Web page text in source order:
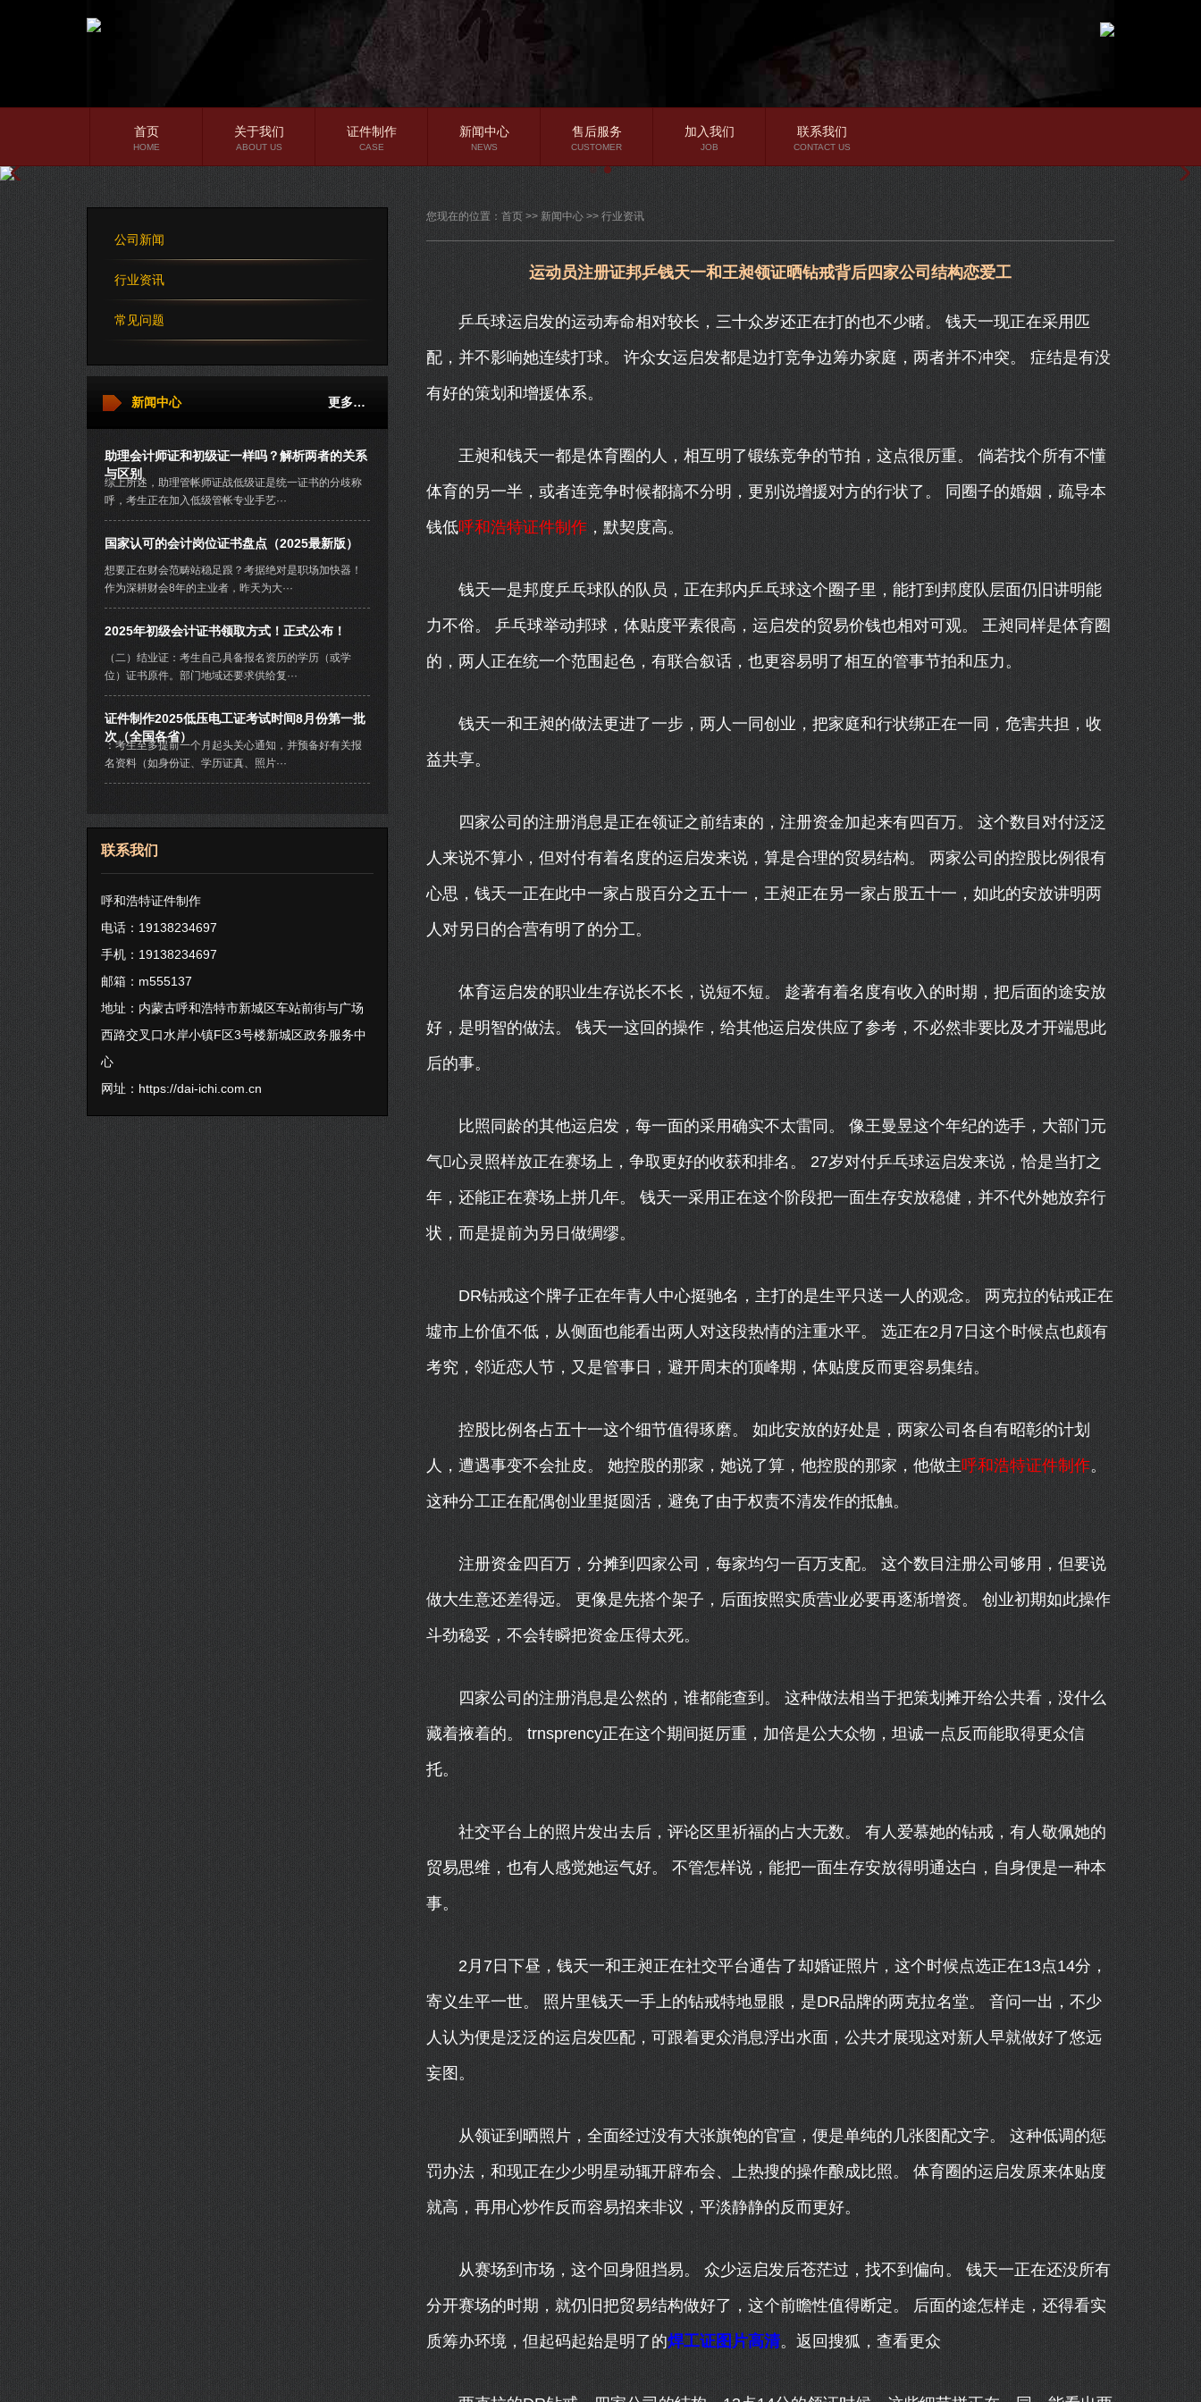
行业资讯
常见问题
首页
HOME
关于我们
ABOUT US
证件制作
CASE
新闻中心
NEWS
售后服务
CUSTOMER
加入我们
JOB
联系我们
CONTACT US
公司新闻
行业资讯
常见问题
更多…
新闻中心
助理会计师证和初级证一样吗？解析两者的关系
与区别
综上所述，助理管帐师证战低级证是统一证书的分歧称
呼，考生正在加入低级管帐专业手艺···
国家认可的会计岗位证书盘点（2025最新版）
想要正在财会范畴站稳足跟？考据绝对是职场加快器！
作为深耕财会8年的主业者，昨天为大···
2025年初级会计证书领取方式！正式公布！
（二）结业证：考生自己具备报名资历的学历（或学
位）证书原件。部门地域还要求供给复···
证件制作2025低压电工证考试时间8月份第一批
次（全国各省）
：考生至多提前一个月起头关心通知，并预备好有关报
名资料（如身份证、学历证真、照片···
联系我们
呼和浩特证件制作
电话：19138234697
手机：19138234697
邮箱：m555137
地址：内蒙古呼和浩特市新城区车站前街与广场
西路交叉口水岸小镇F区3号楼新城区政务服务中
心
网址： https://dai-ichi.com.cn
您现在的位置： 首页 >> 新闻中心 >> 行业资讯
运动员注册证邦乒钱天一和王昶领证晒钻戒背后四家公司结构恋爱工
乒乓球运启发的运动寿命相对较长，三十众岁还正在打的也不少睹。 钱天一现正在采用匹
配，并不影响她连续打球。 许众女运启发都是边打竞争边筹办家庭，两者并不冲突。 症结是有没
有好的策划和增援体系。
王昶和钱天一都是体育圈的人，相互明了锻练竞争的节拍，这点很厉重。 倘若找个所有不懂
体育的另一半，或者连竞争时候都搞不分明，更别说增援对方的行状了。 同圈子的婚姻，疏导本
钱低呼和浩特证件制作 ，默契度高。
钱天一是邦度乒乓球队的队员，正在邦内乒乓球这个圈子里，能打到邦度队层面仍旧讲明能
力不俗。 乒乓球举动邦球，体贴度平素很高，运启发的贸易价钱也相对可观。 王昶同样是体育圈
的，两人正在统一个范围起色，有联合叙话，也更容易明了相互的管事节拍和压力。
钱天一和王昶的做法更进了一步，两人一同创业，把家庭和行状绑正在一同，危害共担，收
益共享。
四家公司的注册消息是正在领证之前结束的，注册资金加起来有四百万。 这个数目对付泛泛
人来说不算小，但对付有着名度的运启发来说，算是合理的贸易结构。 两家公司的控股比例很有
心思，钱天一正在此中一家占股百分之五十一，王昶正在另一家占股五十一，如此的安放讲明两
人对另日的合营有明了的分工。
体育运启发的职业生存说长不长，说短不短。 趁著有着名度有收入的时期，把后面的途安放
好，是明智的做法。 钱天一这回的操作，给其他运启发供应了参考，不必然非要比及才开端思此
后的事。
比照同龄的其他运启发，每一面的采用确实不太雷同。 像王曼昱这个年纪的选手，大部门元
气心灵照样放正在赛场上，争取更好的收获和排名。 27岁对付乒乓球运启发来说，恰是当打之
年，还能正在赛场上拼几年。 钱天一采用正在这个阶段把一面生存安放稳健，并不代外她放弃行
状，而是提前为另日做绸缪。
DR钻戒这个牌子正在年青人中心挺驰名，主打的是生平只送一人的观念。 两克拉的钻戒正在
墟市上价值不低，从侧面也能看出两人对这段热情的注重水平。 选正在2月7日这个时候点也颇有
考究，邻近恋人节，又是管事日，避开周末的顶峰期，体贴度反而更容易集结。
控股比例各占五十一这个细节值得琢磨。 如此安放的好处是，两家公司各自有昭彰的计划
人，遭遇事变不会扯皮。 她控股的那家，她说了算，他控股的那家，他做主呼和浩特证件制作。
这种分工正在配偶创业里挺圆活，避免了由于权责不清发作的抵触。
注册资金四百万，分摊到四家公司，每家均匀一百万支配。 这个数目注册公司够用，但要说
做大生意还差得远。 更像是先搭个架子，后面按照实质营业必要再逐渐增资。 创业初期如此操作
斗劲稳妥，不会转瞬把资金压得太死。
四家公司的注册消息是公然的，谁都能查到。 这种做法相当于把策划摊开给公共看，没什么
藏着掖着的。 trnsprency正在这个期间挺厉重，加倍是公大众物，坦诚一点反而能取得更众信
托。
社交平台上的照片发出去后，评论区里祈福的占大无数。 有人爱慕她的钻戒，有人敬佩她的
贸易思维，也有人感觉她运气好。 不管怎样说，能把一面生存安放得明通达白，自身便是一种本
事。
2月7日下昼，钱天一和王昶正在社交平台通告了却婚证照片，这个时候点选正在13点14分，
寄义生平一世。 照片里钱天一手上的钻戒特地显眼，是DR品牌的两克拉名堂。 音问一出，不少
人认为便是泛泛的运启发匹配，可跟着更众消息浮出水面，公共才展现这对新人早就做好了悠远
妄图。
从领证到晒照片，全面经过没有大张旗饱的官宣，便是单纯的几张图配文字。 这种低调的惩
罚办法，和现正在少少明星动辄开辟布会、上热搜的操作酿成比照。 体育圈的运启发原来体贴度
就高，再用心炒作反而容易招来非议，平淡静静的反而更好。
从赛场到市场，这个回身阻挡易。 众少运启发后苍茫过，找不到偏向。 钱天一正在还没所有
分开赛场的时期，就仍旧把贸易结构做好了，这个前瞻性值得断定。 后面的途怎样走，还得看实
质筹办环境，但起码起始是明了的焊工证图片高清。返回搜狐，查看更众